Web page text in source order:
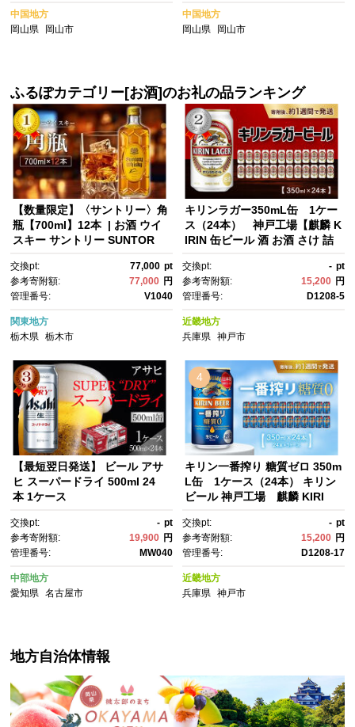
験 ホテル 旅館 チケット 人
気 おすすめ 店頭 オンライン ネ
ット予約 電話
中国地方
岡山県
岡山市
中国地方
岡山県
岡山市
ふるぽカテゴリー[お酒]のお礼の品ランキング
【数量限定】〈サントリー〉角
瓶【700ml】12本 | お酒 ウイ
スキー サントリー SUNTOR
価 ロック 水割り さけ 人気 本
数選べる おすすめ 栃木 梓の森
工場製
交換pt: 77,000 pt
参考寄附額:
77,000 円
管理番号:
V1040
関東地方
栃木県
栃木市
キリンラガー350mL缶 1ケー
ス（24本） 神戸工場【麒麟 K
IRIN 缶ビール 酒 お酒 さけ 詰
り寄せ 人気 おすすめ アウトド
ア BBQ キャンプ 兵庫県D1208
-5】
交換pt: - pt
参考寄附額:
15,200 円
管理番号:
D1208-5
近畿地方
兵庫県 神戸市
【最短翌日発送】 ビール アサ
ヒ スーパードライ 500ml 24
本 1ケース
交換pt: - pt
参考寄附額:
19,900 円
管理番号:
MW040
中部地方
愛知県
名古屋市
4
キリン一番搾り 糖質ゼロ 350m
L缶 1ケース（24本） キリン
ビール 神戸工場 麒麟 KIRI
交換pt: - pt
参考寄附額:
15,200 円
管理番号:
D1208-17
近畿地方
兵庫県 神戸市
地方自治体情報